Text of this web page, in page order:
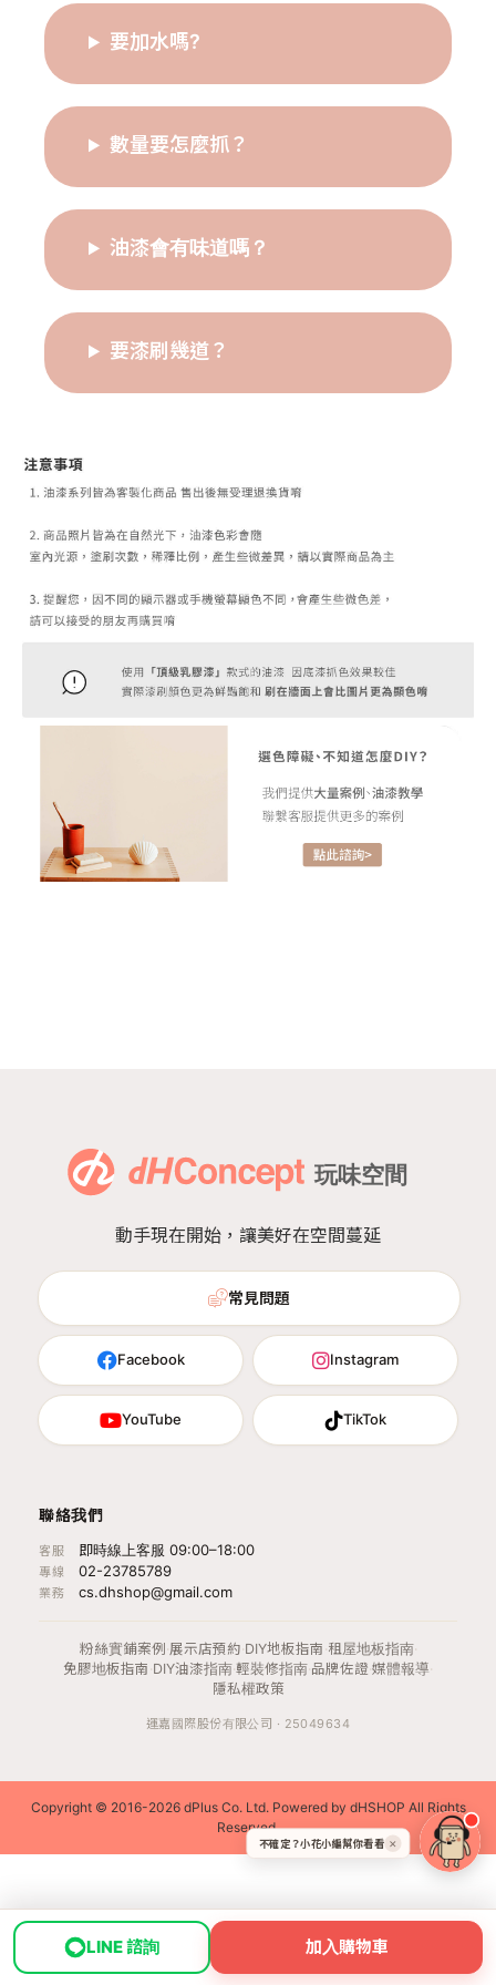
要加水嗎?
數量要怎麼抓？
油漆會有味道嗎？
要漆刷幾道？
LINE 諮詢 加入購物車
動手現在開始，讓美好在空間蔓延
常見問題
Facebook Instagram
YouTube TikTok
聯絡我們
客服 即時線上客服 09:00–18:00
專線 02-23785789
業務 cs.dhshop@gmail.com
粉絲實鋪案例·展示店預約·DIY地板指南 ·租屋地板指南·
免膠地板指南 ·DIY油漆指南·輕裝修指南·品牌佐證·媒體報導·
隱私權政策
運嘉國際股份有限公司 · 25049634
Copyright © 2016-2026 dPlus Co. Ltd. Powered by dHSHOP All Rights
Reserved.
不確定？小花小編幫你看看 ✕